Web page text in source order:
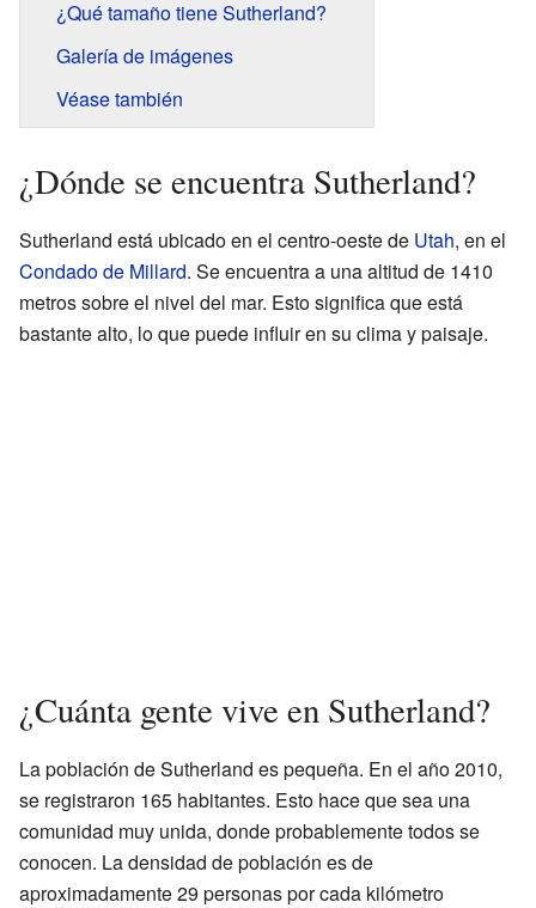
¿Qué tamaño tiene Sutherland?
Galería de imágenes
Véase también
¿Dónde se encuentra Sutherland?
Sutherland está ubicado en el centro-oeste de Utah, en el
Condado de Millard. Se encuentra a una altitud de 1410
metros sobre el nivel del mar. Esto significa que está
bastante alto, lo que puede influir en su clima y paisaje.
¿Cuánta gente vive en Sutherland?
La población de Sutherland es pequeña. En el año 2010,
se registraron 165 habitantes. Esto hace que sea una
comunidad muy unida, donde probablemente todos se
conocen. La densidad de población es de
aproximadamente 29 personas por cada kilómetro